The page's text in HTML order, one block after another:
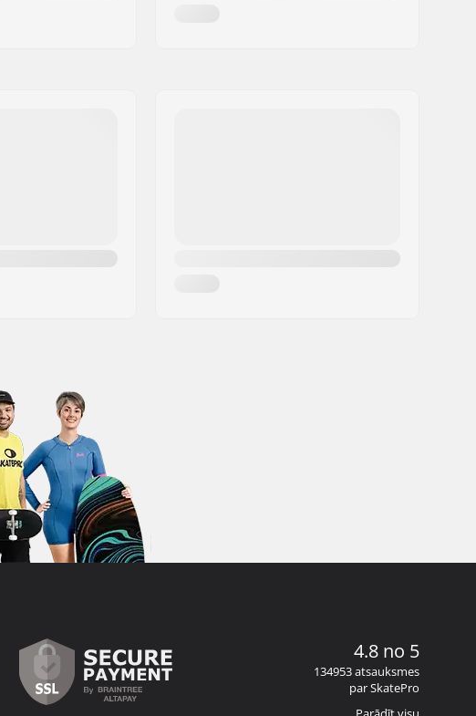
4.8 no 5
134953 atsauksmes
par SkatePro